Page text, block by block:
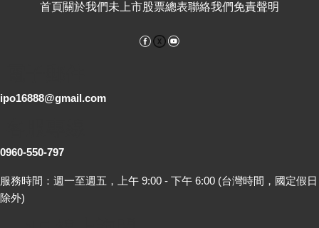
首頁關於我們未上市股票總表聯絡我們免責聲明
Facebook
ipo16888@gmail.com
0960-550-797
服務時間：週一至週五，上午 9:00 - 下午 6:00 (台灣時間，國定假日
除外)